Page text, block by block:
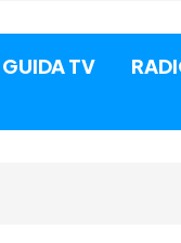
GUIDA TV